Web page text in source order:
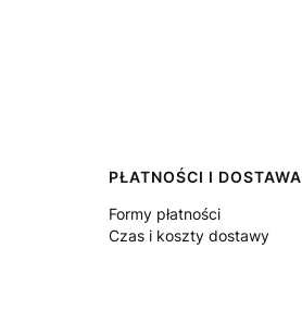
PŁATNOŚCI I DOSTAWA
Formy płatności
Czas i koszty dostawy